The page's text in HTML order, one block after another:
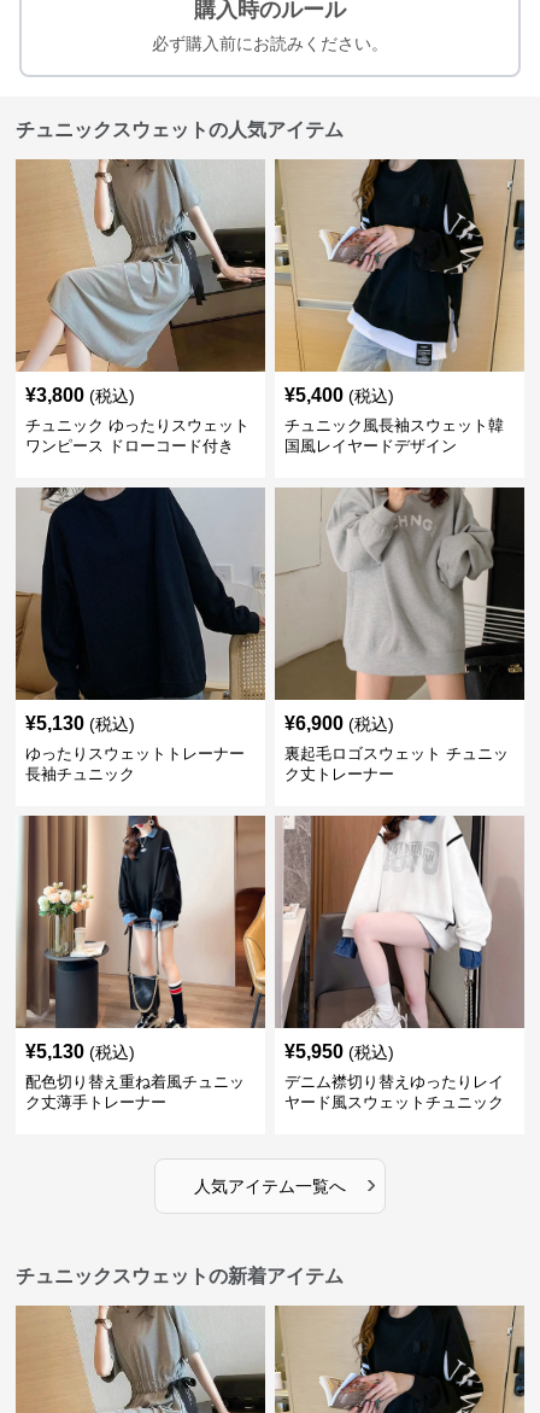
購入時のルール
必ず購入前にお読みください。
チュニックスウェットの人気アイテム
¥3,800 (税込)
チュニック ゆったりスウェット
ワンピース ドローコード付き
¥5,400 (税込)
チュニック風長袖スウェット韓
国風レイヤードデザイン
¥5,130 (税込)
ゆったりスウェットトレーナー
長袖チュニック
¥6,900 (税込)
裏起毛ロゴスウェット チュニッ
ク丈トレーナー
¥5,130 (税込)
配色切り替え重ね着風チュニッ
ク丈薄手トレーナー
¥5,950 (税込)
デニム襟切り替えゆったりレイ
ヤード風スウェットチュニック
人気アイテム一覧へ ›
チュニックスウェットの新着アイテム